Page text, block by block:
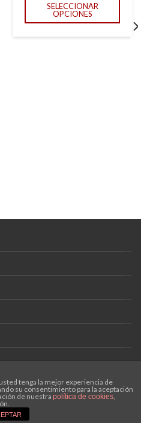
SELECCIONAR
OPCIONES
Cristal. Sitio diseñado por
tenga la mejor experiencia de
su consentimiento para la aceptación
de nuestra política de cookies,